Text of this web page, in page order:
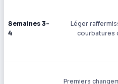
Semaines 3-
4
Léger
courbatures
Premiers